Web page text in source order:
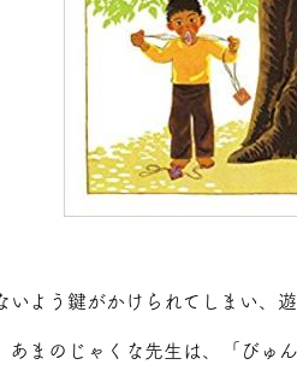
よう鍵がかけられてしまい、
まのじゃくな先生は、「びゅ